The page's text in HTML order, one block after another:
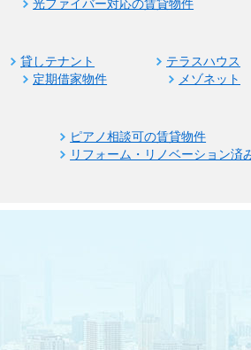
光ファイバー対応の賃貸物件
貸しテナント テラスハウス
定期借家物件 メゾネット
ピアノ相談可の賃貸物件
リフォーム・リノベーション済